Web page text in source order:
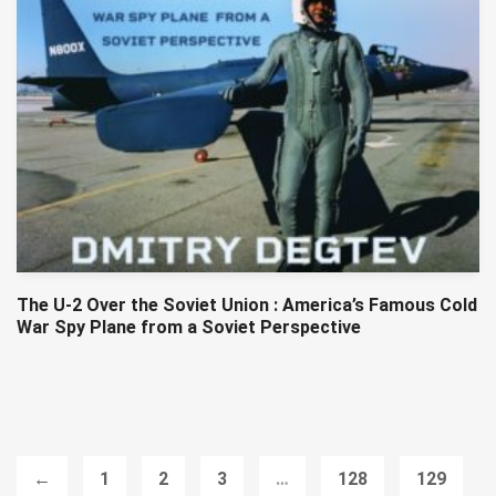
The U-2 Over the Soviet Union : America’s Famous Cold
War Spy Plane from a Soviet Perspective
← 1 2 3 … 128 129